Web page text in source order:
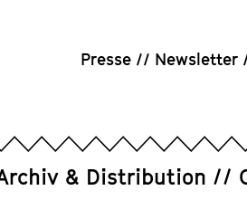
Presse Newsletter
& Distribution